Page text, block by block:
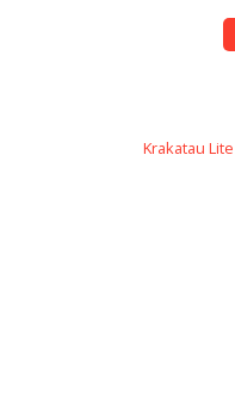
Krakatau Lite